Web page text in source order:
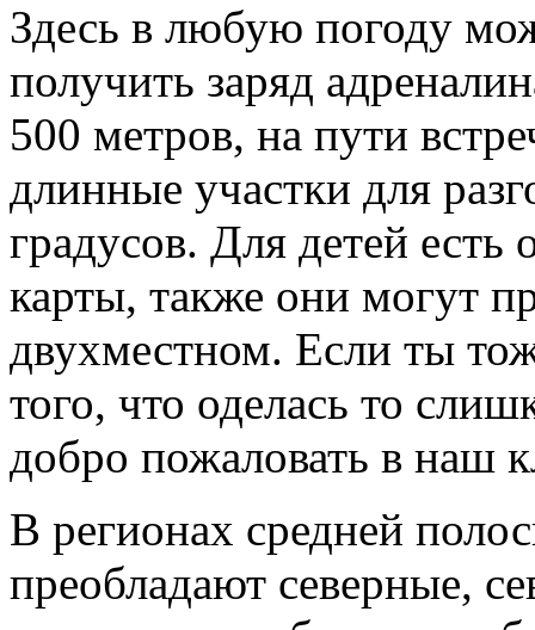
Здесь в любую погоду
получить заряд
500 метров, на пути
длинные участки для
градусов. Для детей
карты, также они могут
двухместном. Если ты
того, что оделась то
добро пожаловать в наш
В регионах средней
преобладают северные,